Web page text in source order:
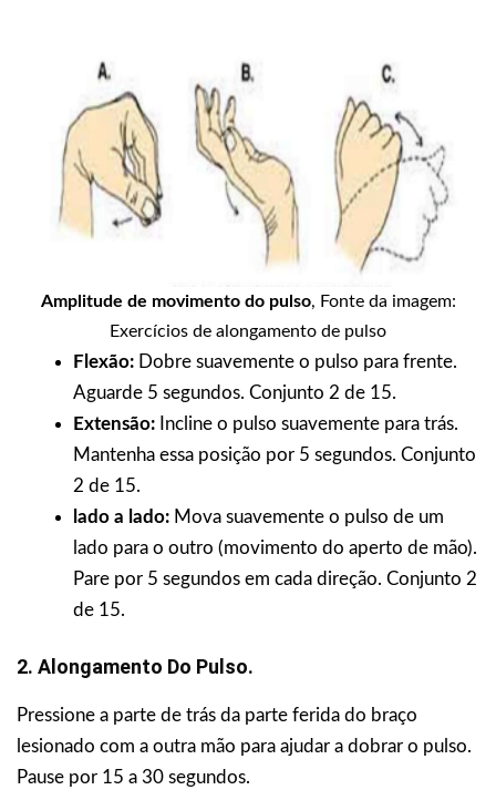
Amplitude de movimento do pulso, Fonte da imagem:
Exercícios de alongamento de pulso
Flexão: Dobre suavemente o pulso para frente.
Aguarde 5 segundos. Conjunto 2 de 15.
Extensão: Incline o pulso suavemente para trás.
Mantenha essa posição por 5 segundos. Conjunto
2 de 15.
lado a lado: Mova suavemente o pulso de um
lado para o outro (movimento do aperto de mão).
Pare por 5 segundos em cada direção. Conjunto 2
de 15.
2. Alongamento Do Pulso.
Pressione a parte de trás da parte ferida do braço
lesionado com a outra mão para ajudar a dobrar o pulso.
Pause por 15 a 30 segundos.